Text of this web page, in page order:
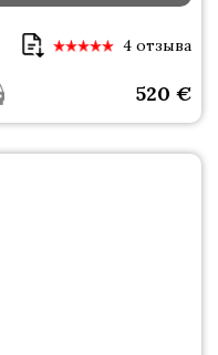
4 отзыва
520 €